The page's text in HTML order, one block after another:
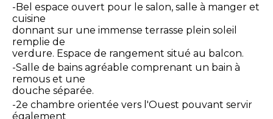
-Bel espace ouvert pour le salon, salle à manger et
cuisine
donnant sur une immense terrasse plein soleil
remplie de
verdure. Espace de rangement situé au balcon.
-Salle de bains agréable comprenant un bain à
remous et une
douche séparée.
-2e chambre orientée vers l'Ouest pouvant servir
également